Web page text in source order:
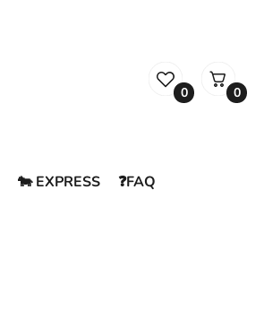
0 0
🐄 EXPRESS ❓FAQ